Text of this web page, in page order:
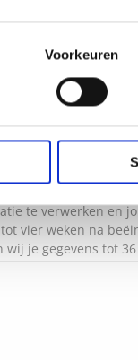
Voorkeuren
om mijn gegevens
te verwerken en
vier weken na
je gegevens tot
jouw